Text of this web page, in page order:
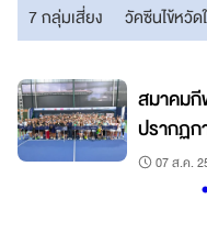
7 กลุ่มเสี่ยง
วัคซีนไข้หวั
สมาคมกี
ปรากฏก
ชิงแชมป์ป
07 ส.ค.